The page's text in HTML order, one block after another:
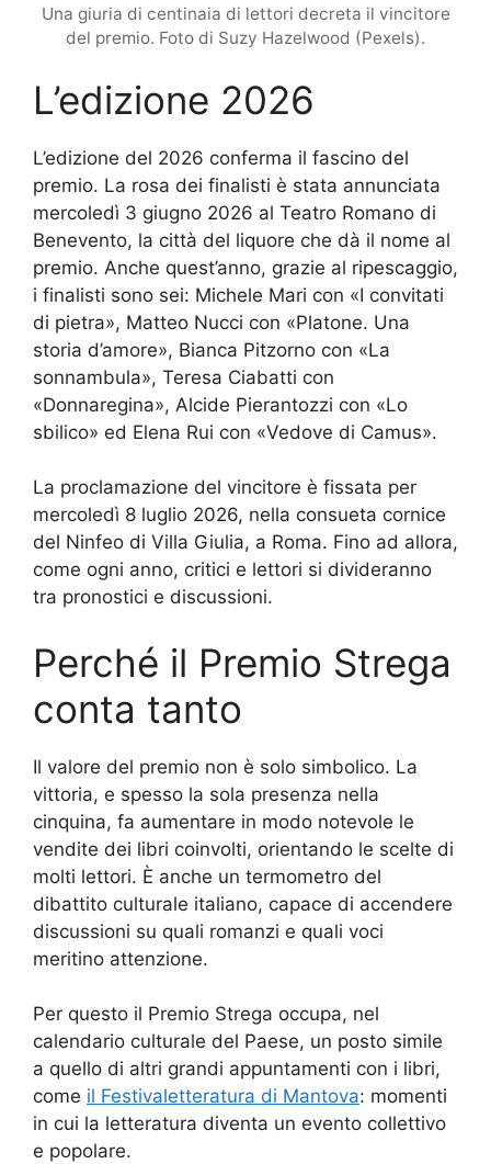
Una giuria di centinaia di lettori decreta il vincitore
del premio. Foto di Suzy Hazelwood (Pexels).
L’edizione 2026
L’edizione del 2026 conferma il fascino del
premio. La rosa dei finalisti è stata annunciata
mercoledì 3 giugno 2026 al Teatro Romano di
Benevento, la città del liquore che dà il nome al
premio. Anche quest’anno, grazie al ripescaggio,
i finalisti sono sei: Michele Mari con «I convitati
di pietra», Matteo Nucci con «Platone. Una
storia d’amore», Bianca Pitzorno con «La
sonnambula», Teresa Ciabatti con
«Donnaregina», Alcide Pierantozzi con «Lo
sbilico» ed Elena Rui con «Vedove di Camus».
La proclamazione del vincitore è fissata per
mercoledì 8 luglio 2026, nella consueta cornice
del Ninfeo di Villa Giulia, a Roma. Fino ad allora,
come ogni anno, critici e lettori si divideranno
tra pronostici e discussioni.
Perché il Premio Strega
conta tanto
Il valore del premio non è solo simbolico. La
vittoria, e spesso la sola presenza nella
cinquina, fa aumentare in modo notevole le
vendite dei libri coinvolti, orientando le scelte di
molti lettori. È anche un termometro del
dibattito culturale italiano, capace di accendere
discussioni su quali romanzi e quali voci
meritino attenzione.
Per questo il Premio Strega occupa, nel
calendario culturale del Paese, un posto simile
a quello di altri grandi appuntamenti con i libri,
come il Festivaletteratura di Mantova: momenti
in cui la letteratura diventa un evento collettivo
e popolare.